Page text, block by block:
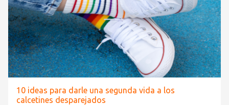
10 ideas para darle una segunda vida a los
calcetines desparejados